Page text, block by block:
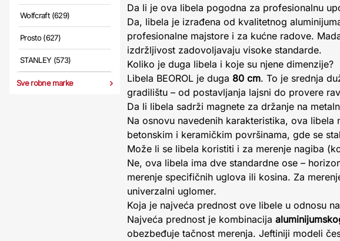
Wolfcraft (629)
Prosto (627)
STANLEY (573)
Sve robne marke
Da li je ova libela pogodna za profesionalnu
Da, libela je izrađena od kvalitetnog
profesionalne majstore i za kućne radove.
izdržljivost zadovoljavaju visoke standarde.
Koliko je duga libela i koje su njene dimenzije?
Libela BEOROL je duga 80 cm. To je srednja
gradilištu – od postavljanja lajsni do provere
Da li libela sadrži magnete za držanje na
Na osnovu navedenih karakteristika, ova libela
betonskim i keramičkim površinama, gde se
Može li se libela koristiti i za merenje nagiba
Ne, ova libela ima dve standardne ose –
merenje specifičnih uglova ili kosina. Za
univerzalni uglomer.
Koja je najveća prednost ove libele u odnosu
Najveća prednost je kombinacija
obezbeđuje tačnost merenja. Jeftiniji modeli